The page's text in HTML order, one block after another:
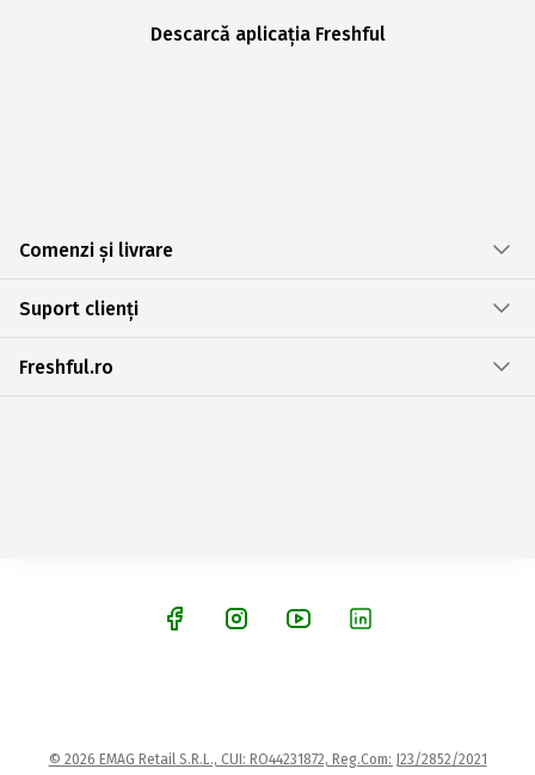
Descarcă aplicația Freshful
Comenzi și livrare
Suport clienți
Freshful.ro
© 2026 EMAG Retail S.R.L., CUI: RO44231872, Reg.Com: J23/2852/2021